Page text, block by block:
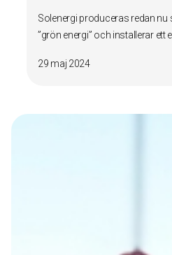
Solenergi produceras redan
”grön energi” och installerar ett
29 maj 2024